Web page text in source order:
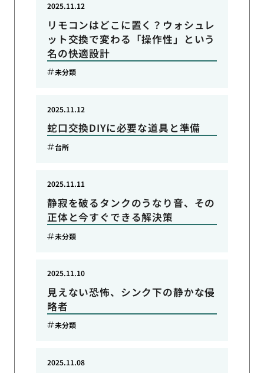
リモコンはどこに置く？ウォシュレ
ット交換で変わる「操作性」という
名の快適設計
2025.11.12
未分類
蛇口交換DIYに必要な道具と準備
2025.11.12
台所
静寂を破るタンクのうなり音、その
正体と今すぐできる解決策
2025.11.11
未分類
見えない恐怖、シンク下の静かな侵
略者
2025.11.10
未分類
2025.11.08